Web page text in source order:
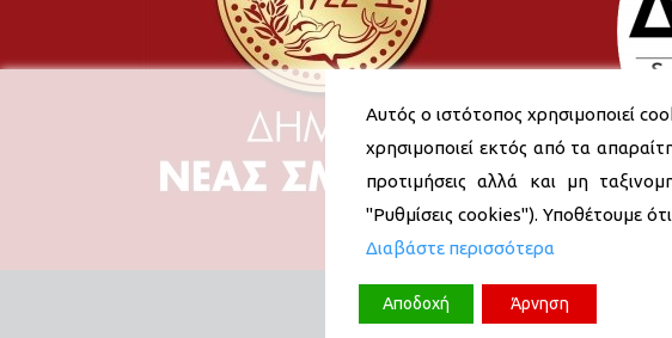
Αυτός ο ιστότοπος χρησιμοποιεί
χρησιμοποιεί εκτός από τα
προτιμήσεις αλλά και μη
"Ρυθμίσεις cookies"). Υποθέτουμε
Διαβάστε περισσότερα
Αποδοχή Άρνηση